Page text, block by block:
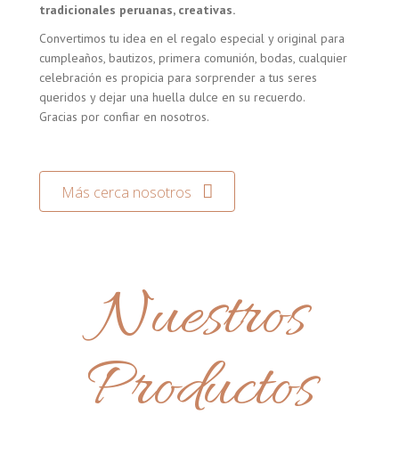
tradicionales peruanas, creativas.
Convertimos tu idea en el regalo especial y original para
cumpleaños, bautizos, primera comunión, bodas, cualquier
celebración es propicia para sorprender a tus seres
queridos y dejar una huella dulce en su recuerdo.
Gracias por confiar en nosotros.
Más cerca nosotros
Nuestros
Productos